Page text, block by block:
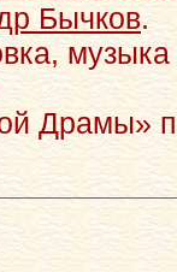
Бычков.
Драмы»